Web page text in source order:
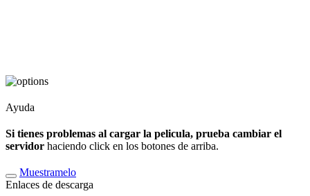
Ayuda
Si tienes problemas al cargar la pelicula, prueba cambiar el
servidor haciendo click en los botones de arriba.
Muestramelo
Enlaces de descarga